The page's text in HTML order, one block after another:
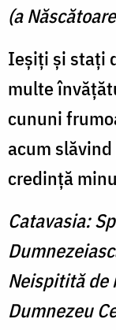
(a
Ieşiţi şi staţi
multe
cununi
acum
credinţă
Catavasia:
Neispitită de
Dumnezeu